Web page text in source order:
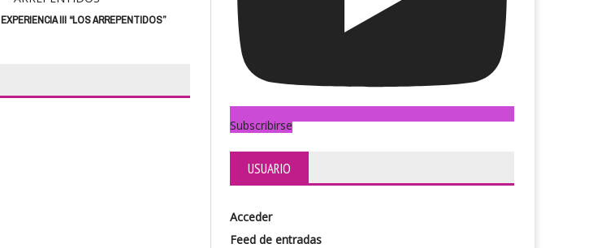
EXPERIENCIA III “LOS ARREPENTIDOS”
Escritor fracasado
Como si la vida fuese un momento
Subscribirse
USUARIO
Acceder
Feed de entradas